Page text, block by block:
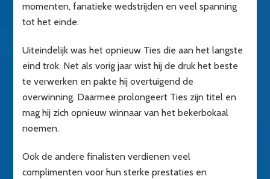
momenten, fanatieke wedstrijden en veel spanning
tot het einde.
Uiteindelijk was het opnieuw Ties die aan het langste
eind trok. Net als vorig jaar wist hij de druk het beste
te verwerken en pakte hij overtuigend de
overwinning. Daarmee prolongeert Ties zijn titel en
mag hij zich opnieuw winnaar van het bekerbokaal
noemen.
Ook de andere finalisten verdienen veel
complimenten voor hun sterke prestaties en